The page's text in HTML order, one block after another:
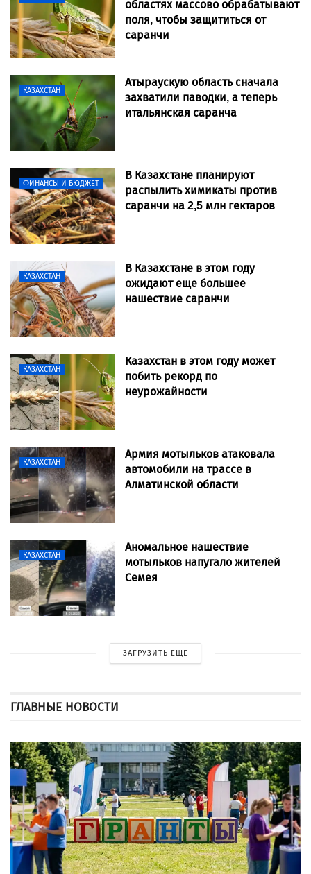
областях массово обрабатывают
поля, чтобы защититься от
саранчи
КАЗАХСТАН
Атыраускую область сначала
захватили паводки, а теперь
итальянская саранча
ФИНАНСЫ И БЮДЖЕТ
В Казахстане планируют
распылить химикаты против
саранчи на 2,5 млн гектаров
КАЗАХСТАН
В Казахстане в этом году
ожидают еще большее
нашествие саранчи
КАЗАХСТАН
Казахстан в этом году может
побить рекорд по
неурожайности
КАЗАХСТАН
Армия мотыльков атаковала
автомобили на трассе в
Алматинской области
КАЗАХСТАН
Аномальное нашествие
мотыльков напугало жителей
Семея
ЗАГРУЗИТЬ ЕЩЕ
ГЛАВНЫЕ НОВОСТИ